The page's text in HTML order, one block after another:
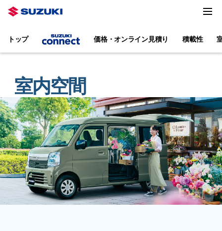
トップ 価格・オンライン見積り 積載性
室内空間